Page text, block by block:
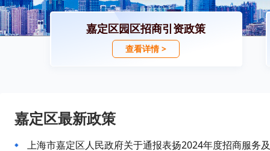
嘉定区园区招商引资政策
查看详情 >
嘉定区最新政策